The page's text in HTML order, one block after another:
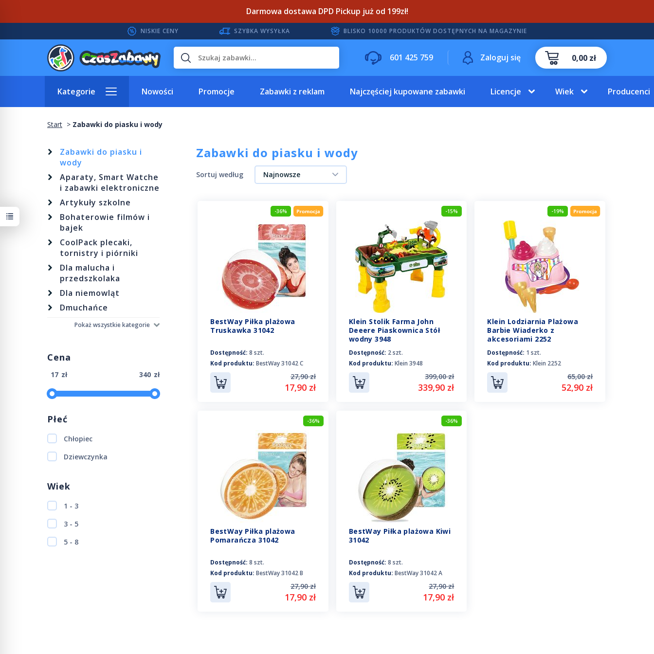
Darmowa dostawa DPD Pickup już od 199zł!
NISKIE CENY SZYBKA WYSYŁKA BLISKO 10000 PRODUKTÓW DOSTĘPNYCH NA MAGAZYNIE
0,00 zł
Zaloguj się
601 425 759
Wyszukaj
Kategorie Nowości Promocje Zabawki z reklam Najczęściej kupowane zabawki Licencje Wiek Producenci
Start Zabawki do piasku i wody
Zabawki do piasku i wody
Sortuj według Najnowsze
-36%
BestWay Piłka plażowa
Truskawka 31042
Dostępność: 8 szt.
Kod produktu: BestWay 31042 C
27,90 zł
17,90 zł
-15%
Klein Stolik Farma John
Deeere Piaskownica Stół
wodny 3948
Dostępność: 2 szt.
Kod produktu: Klein 3948
399,00 zł
339,90 zł
-19%
Klein Lodziarnia Plażowa
Barbie Wiaderko z
akcesoriami 2252
Dostępność: 1 szt.
Kod produktu: Klein 2252
65,00 zł
52,90 zł
-36%
BestWay Piłka plażowa
Pomarańcza 31042
Dostępność: 8 szt.
Kod produktu: BestWay 31042 B
27,90 zł
17,90 zł
-36%
BestWay Piłka plażowa Kiwi
31042
Dostępność: 8 szt.
Kod produktu: BestWay 31042 A
27,90 zł
17,90 zł
Zabawki do piasku i
wody
Aparaty, Smart Watche
i zabawki elektroniczne
Artykuły szkolne
Bohaterowie filmów i
bajek
CoolPack plecaki,
tornistry i piórniki
Dla malucha i
przedszkolaka
Dla niemowląt
Dmuchańce
Pokaż wszystkie kategorie
Cena
zł zł
Płeć
Chłopiec
Dziewczynka
Wiek
1 - 3
3 - 5
5 - 8